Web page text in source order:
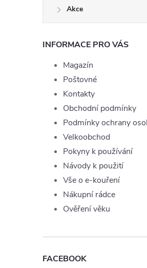
Akce
INFORMACE PRO VÁS
Magazín
Poštovné
Kontakty
Obchodní podmínky
Podmínky ochrany
Velkoobchod
Pokyny k používání
Návody k použití
Vše o e-kouření
Nákupní rádce
Ověření věku
FACEBOOK